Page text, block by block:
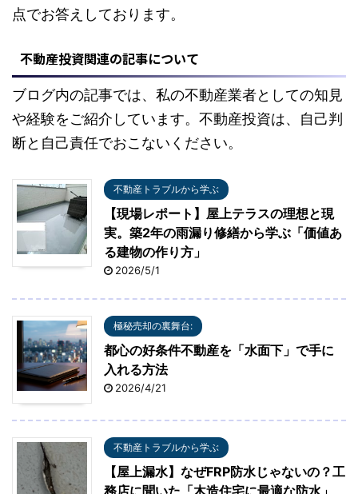
点でお答えしております。
不動産投資関連の記事について
ブログ内の記事では、私の不動産業者としての知見
や経験をご紹介しています。不動産投資は、自己判
断と自己責任でおこないください。
不動産トラブルから学ぶ
【現場レポート】屋上テラスの理想と現
実。築2年の雨漏り修繕から学ぶ「価値あ
る建物の作り方」
2026/5/1
極秘売却の裏舞台:
都心の好条件不動産を「水面下」で手に
入れる方法
2026/4/21
不動産トラブルから学ぶ
【屋上漏水】なぜFRP防水じゃないの？工